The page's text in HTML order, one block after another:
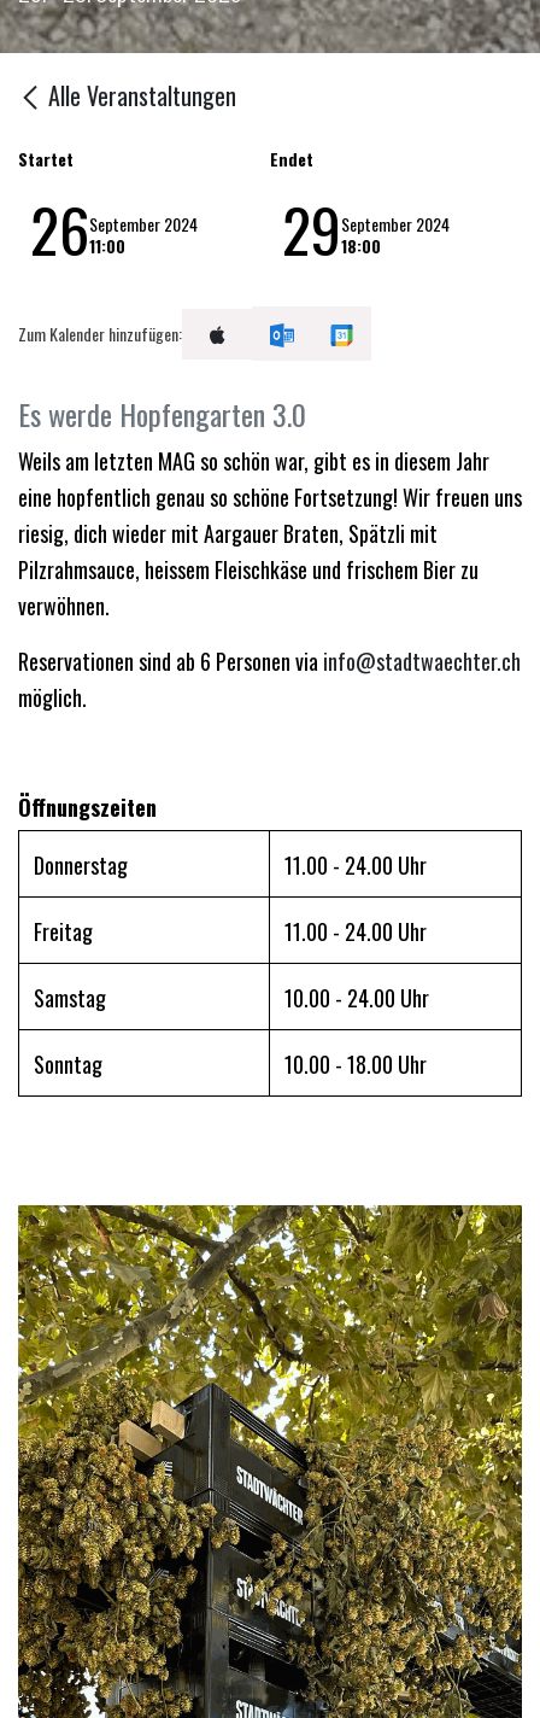
Alle Veranstaltungen
Startet
26September 2024
11:00
Endet
29September 2024
18:00
Zum Kalender hinzufügen:
Es werde Hopfengarten 3.0
Weils am letzten MAG so schön war, gibt es in diesem Jahr
eine hopfentlich genau so schöne Fortsetzung! Wir freuen uns
riesig, dich wieder mit Aargauer Braten, Spätzli mit
Pilzrahmsauce, heissem Fleischkäse und frischem Bier zu
verwöhnen.
Reservationen sind ab 6 Personen via info@stadtwaechter.ch
möglich.
Öffnungszeiten
Donnerstag
11.00 - 24.00 Uhr
Freitag 11.00 - 24.00 Uhr
Samstag 10.00 - 24.00 Uhr
Sonntag 10.00 - 18.00 Uhr